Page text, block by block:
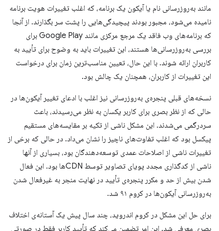
مانند به‌روزرسانی نام یا آیکون یک برنامه، که اغلب تغییرات هویت برنامه
نامیده می‌شود، مجبور بودند پیچیدگی‌هایی را پشت سر بگذارند. از آنجا
که برنامه‌های وب فاقد یک مرجع مرکزی مانند Google Play برای
بررسی به‌روزرسانی‌ها هستند، این تغییرات باید به وضوح برای تأیید به
کاربران ارائه شوند. با این حال، تعیین مناسب‌ترین زمان برای درخواست
این تغییرات از کاربران، همچنان یک چالش بود.
نسخه‌های قبلی پنجره‌ی به‌روزرسانی نیز اغلب با ادعای تغییر آیکون‌ها در
حالی که از نظر بصری برای کاربر یکسان به نظر می‌رسیدند، باعث
سردرگمی می‌شدند. این مشکل ناشی از تکیه بر مقایسه‌های مستقیم
پیکسل بود که اغلب تفاوت‌های ناچیز را نشان می‌داد. در حالی که برخی از
تغییرات ناشی از اصلاحات عمدی توسعه‌دهندگان بود، بسیاری از آنها
ناشی از کدگذاری مجدد پویای تصاویر توسط CDNها بود. این فعال
شدن بیش از حد و مکرر پنجره‌ی تأیید در نهایت منجر به غیرفعال شدن
به‌روزرسانی آیکون‌ها در کروم ۹۱ شد.
برای حل این مشکل در کروم اندروید، چند سال پیش یک آستانه‌ی اختلاف
بصری معرفی شد. این امر تضمین می‌کند که تأیید کاربر فقط در صورتی